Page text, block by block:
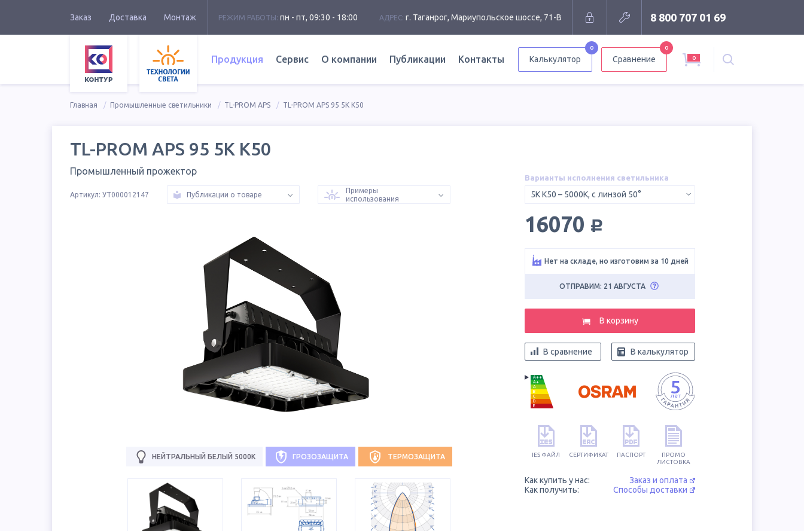
Заказ Доставка Монтаж РЕЖИМ РАБОТЫ: пн - пт, 09:30 - 18:00 АДРЕС: г. Таганрог, Мариупольское шоссе, 71-В 8 800 707 01 69
Продукция Сервис О компании Публикации Контакты Калькулятор
0
Сравнение
0
0
Главная Промышленные светильники TL-PROM APS TL-PROM APS 95 5K К50
TL-PROM APS 95 5K К50
Промышленный прожектор
Артикул: УТ000012147 Публикации о товаре
Примеры
использования
НЕЙТРАЛЬНЫЙ БЕЛЫЙ 5000К ГРОЗОЗАЩИТА ТЕРМОЗАЩИТА
Варианты исполнения светильника
5K К50 – 5000K, с линзой 50°
16070 руб.
Нет на складе, но изготовим за 10 дней
ОТПРАВИМ: 21 АВГУСТА
В корзину
В сравнение В калькулятор
A++
A+
A
B
C
D
E
IES ФАЙЛ СЕРТИФИКАТ ПАСПОРТ
ПРОМО
ЛИСТОВКА
Как купить у нас:
Заказ и оплата
Как получить:
Способы доставки